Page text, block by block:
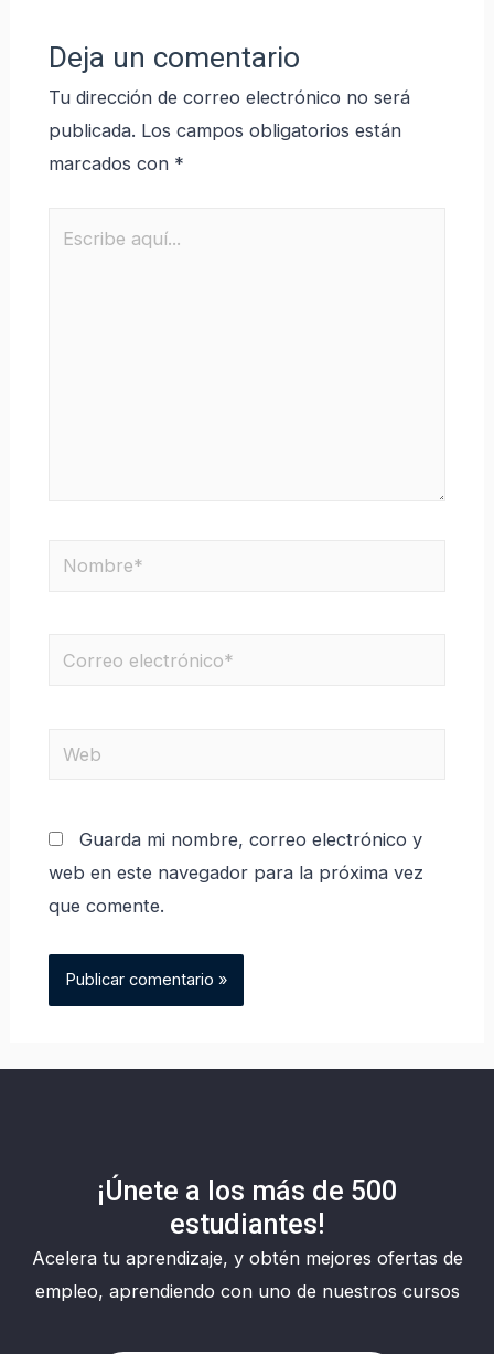
Deja un comentario
Tu dirección de correo electrónico no será
publicada. Los campos obligatorios están
marcados con *
Guarda mi nombre, correo electrónico y
web en este navegador para la próxima vez
que comente.
¡Únete a los más de 500
estudiantes!
Acelera tu aprendizaje, y obtén mejores ofertas de
empleo, aprendiendo con uno de nuestros cursos